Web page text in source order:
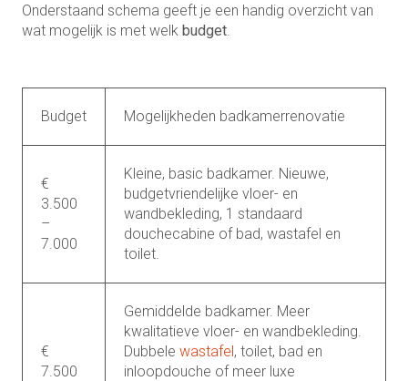
Onderstaand schema geeft je een handig overzicht van
wat mogelijk is met welk budget
Budget Mogelijkheden badkamerrenovatie
€
3.500
–
7.000
Kleine, basic badkamer. Nieuwe,
budgetvriendelijke vloer- en
wandbekleding, 1 standaard
douchecabine of bad, wastafel en
toilet.
€
7.500
Gemiddelde badkamer. Meer
kwalitatieve vloer- en wandbekleding.
Dubbele wastafel, toilet, bad en
inloopdouche of meer luxe